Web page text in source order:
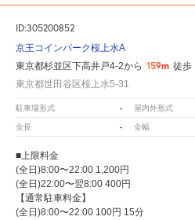
ID:305200852
京王コインパーク桜上水A
東京都杉並区下高井戸4-2から 159m 徒歩
東京都世田谷区桜上水5-31
駐車場形式 - 屋内外形式
全長 - 全幅
■上限料金
(全日)8:00〜22:00 1,200円
(全日)22:00〜翌8:00 400円
【通常駐車料金】
(全日)8:00〜22:00 100円 15分